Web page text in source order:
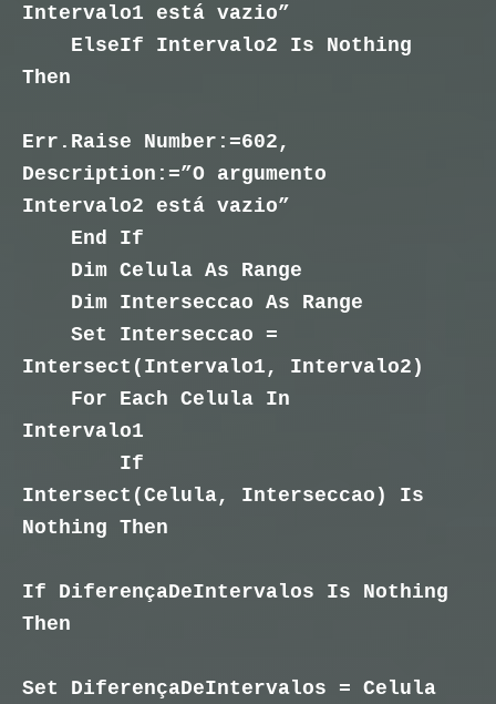
Intervalo1 está vazio”
ElseIf Intervalo2 Is Nothing
Then
Err.Raise Number:=602,
Description:=”O argumento
Intervalo2 está vazio”
End If
Dim Celula As Range
Dim Interseccao As Range
Set Interseccao =
Intersect(Intervalo1, Intervalo2)
For Each Celula In
Intervalo1
If
Intersect(Celula, Interseccao) Is
Nothing Then
If DiferençaDeIntervalos Is Nothing
Then
Set DiferençaDeIntervalos = Celula